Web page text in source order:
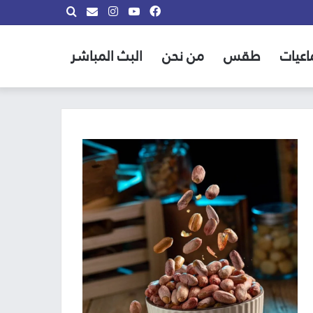
بحث
info@almadina.tvانستقراميوتيوب
فيسبوك
طقس من نحن البث المباشر